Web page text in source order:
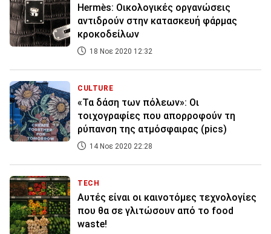
Hermès: Οικολογικές οργανώσεις
αντιδρούν στην κατασκευή φάρμας
κροκοδείλων
18 Νοε 2020 12:32
CULTURE
«Τα δάση των πόλεων»: Οι
τοιχογραφίες που απορροφούν τη
ρύπανση της ατμόσφαιρας (pics)
14 Νοε 2020 22:28
TECH
Αυτές είναι οι καινοτόμες τεχνολογίες
που θα σε γλιτώσουν από το food
waste!